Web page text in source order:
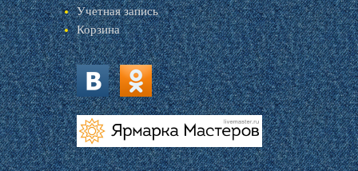
Учетная запись
Корзина
vk.com ok.ru
livemaster.ru